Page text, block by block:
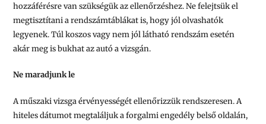
hozzáférésre van szükségük az ellenőrzéshez. Ne felejtsük el
megtisztítani a rendszámtáblákat is, hogy jól olvashatók
legyenek. Túl koszos vagy nem jól látható rendszám esetén
akár meg is bukhat az autó a vizsgán.
Ne maradjunk le
A műszaki vizsga érvényességét ellenőrizzük rendszeresen. A
hiteles dátumot megtaláljuk a forgalmi engedély belső oldalán,